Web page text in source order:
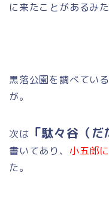
に来たことがあるみた
黒落公園を調べてい
が。
次は 「駄々谷（
書いてあり、 小五郎
た。